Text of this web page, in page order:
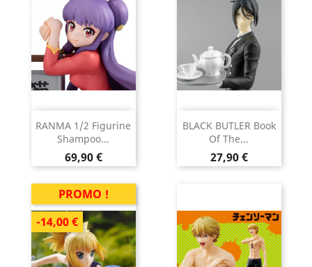
RANMA 1/2 Figurine
Shampoo...
Prix
69,90 €
BLACK BUTLER Book
Of The...
Prix
27,90 €
PROMO !
-14,00 €